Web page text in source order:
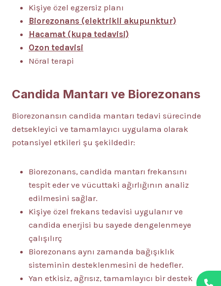
Kişiye özel egzersiz planı
Biorezonans (elektrikli akupunktur)
Hacamat (kupa tedavisi)
Ozon tedavisi
Nöral terapi
Candida Mantarı ve Biorezonans
Biorezonansın candida mantarı tedavi sürecinde
detsekleyici ve tamamlayıcı uygulama olarak
potansiyel etkileri şu şekildedir:
Biorezonans, candida mantarı frekansını
tespit eder ve vücuttaki ağırlığının analiz
edilmesini sağlar.
Kişiye özel frekans tedavisi uygulanır ve
candida enerjisi bu sayede dengelenmeye
çalışılırç
Biorezonans aynı zamanda bağışıklık
sisteminin desteklenmesini de hedefler.
Yan etkisiz, ağrısız, tamamlayıcı bir destek